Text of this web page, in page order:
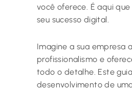
você oferece. É aqui
seu sucesso digital.
Imagine a sua empresa
profissionalismo e
todo o detalhe. Este
desenvolvimento de